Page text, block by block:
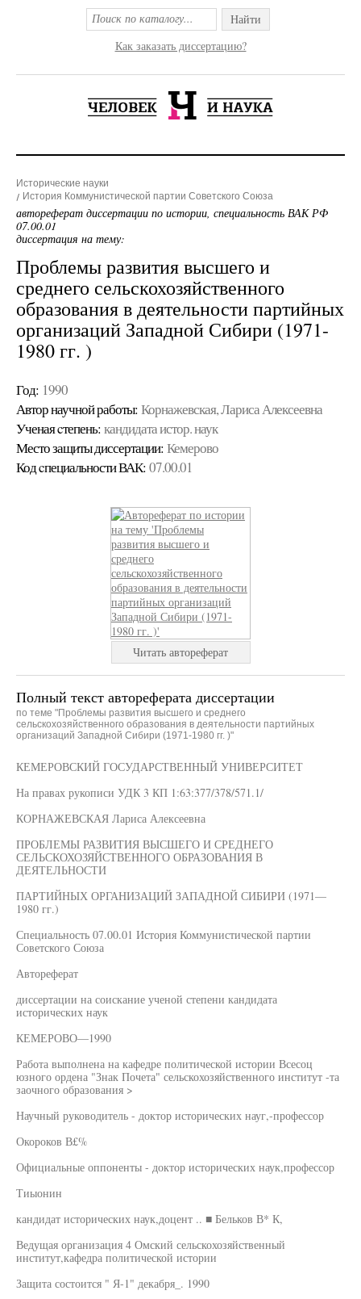
Найти
Как заказать диссертацию?
Исторические науки
История Коммунистической партии Советского Союза
автореферат диссертации по истории, специальность ВАК РФ
07.00.01
диссертация на тему:
Проблемы развития высшего и
среднего сельскохозяйственного
образования в деятельности партийных
организаций Западной Сибири (1971-
1980 гг. )
Год: 1990
Автор научной работы: Корнажевская, Лариса Алексеевна
Ученая cтепень: кандидата истор. наук
Место защиты диссертации: Кемерово
Код cпециальности ВАК: 07.00.01
Читать автореферат
Полный текст автореферата диссертации
по теме "Проблемы развития высшего и среднего
сельскохозяйственного образования в деятельности партийных
организаций Западной Сибири (1971-1980 гг. )"
КЕМЕРОВСКИЙ ГОСУДАРСТВЕННЫЙ УНИВЕРСИТЕТ
На правах рукописи УДК 3 КП 1:63:377/378/571.1/
КОРНАЖЕВСКАЯ Лариса Алексеевна
ПРОБЛЕМЫ РАЗВИТИЯ ВЫСШЕГО И СРЕДНЕГО
СЕЛЬСКОХОЗЯЙСТВЕННОГО ОБРАЗОВАНИЯ В
ДЕЯТЕЛЬНОСТИ
ПАРТИЙНЫХ ОРГАНИЗАЦИЙ ЗАПАДНОЙ СИБИРИ (1971—
1980 гг.)
Специальность 07.00.01 История Коммунистической партии
Советского Союза
Автореферат
диссертации на соискание ученой степени кандидата
исторических наук
КЕМЕРОВО—1990
Работа выполнена на кафедре политической истории Всесоц
юзного ордена "Знак Почета" сельскохозяйственного институт -та
заочного образования >
Научный руководитель - доктор исторических науг,-профессор
Окороков В£%
Официальные оппоненты - доктор исторических наук,профессор
Тиыонин
кандидат исторических наук,доцент .. ■ Бельков В* К,
Ведущая организация 4 Омский сельскохозяйственный
институт,кафедра политической истории
Защита состоится " Я-1" декабря_. 1990